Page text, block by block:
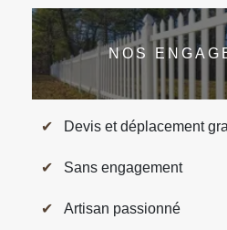
NOS
Devis et déplacement
Sans engagement
Artisan passionné